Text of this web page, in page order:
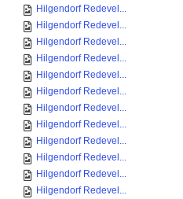
Hilgendorf Redevel...
Hilgendorf Redevel...
Hilgendorf Redevel...
Hilgendorf Redevel...
Hilgendorf Redevel...
Hilgendorf Redevel...
Hilgendorf Redevel...
Hilgendorf Redevel...
Hilgendorf Redevel...
Hilgendorf Redevel...
Hilgendorf Redevel...
Hilgendorf Redevel...